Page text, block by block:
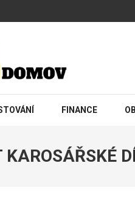
FINANCE
KAROSÁŘSKÉ